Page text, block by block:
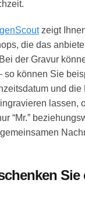
zeigt
die das
der Gravur
so können Sie
und die
lassen,
“Mr.”
Sie